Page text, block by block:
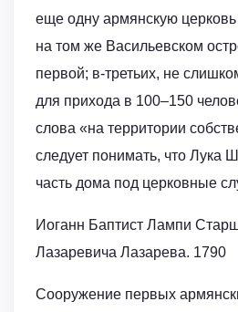
еще одну армянскую церковь
на том же Васильевском
первой; в-третьих, не
для прихода в 100–150
слова «на территории
следует понимать, что Лука
часть дома под церковные
Иоганн Баптист Лампи
Лазаревича Лазарева. 1790
Сооружение первых